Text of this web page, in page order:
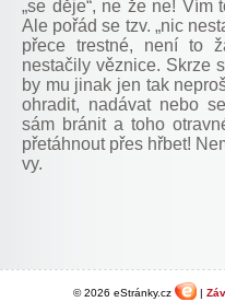
„se děje“, ne že ne!
Ale pořád se tzv. „nic
přece trestné, není to
nestačily věznice. Skrze
by mu jinak jen tak
ohradit, nadávat nebo
sám bránit a toho
přetáhnout přes hřbet!
vy.
© 2026 eStránky.cz |